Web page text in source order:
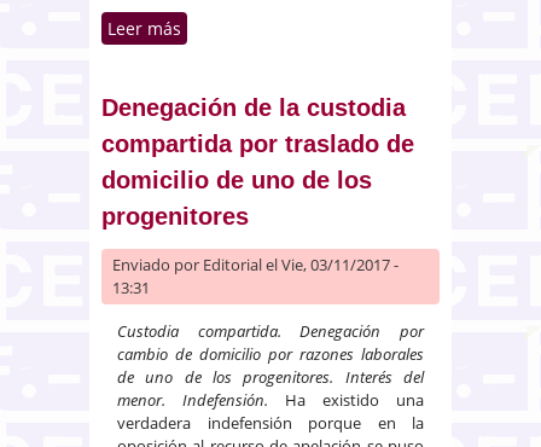
Leer más
Denegación de la custodia
compartida por traslado de
domicilio de uno de los
progenitores
Enviado por Editorialel Vie, 03/11/2017 -
13:31
Custodia compartida. Denegación por
cambio de domicilio por razones laborales
de uno de los progenitores. Interés del
menor. Indefensión. Ha existido una
verdadera indefensión porque en la